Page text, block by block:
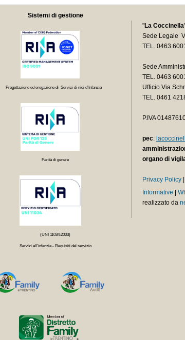
Sistemi di gestione
Progettazione ed erogazione di Servizi di nidi d’Infanzia
Parità di genere
(UNI 11034:2003)
Servizi all'infanzia - Requisiti del servizio
"La Coccinella
Sede Legale
TEL. 0463
Sede
TEL. 0463
Ufficio Via
TEL. 0461
P.IVA
pec:
organo di
Privacy Policy|
Informative
realizzato da